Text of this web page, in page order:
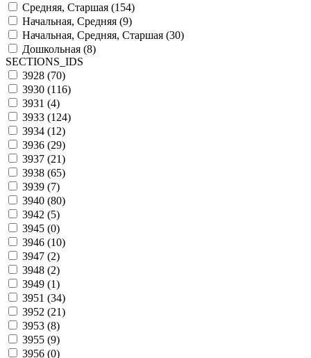
Средняя, Старшая (154)
Начальная, Средняя (9)
Начальная, Средняя, Старшая (30)
Дошкольная (8)
SECTIONS_IDS
3928 (70)
3930 (116)
3931 (4)
3933 (124)
3934 (12)
3936 (29)
3937 (21)
3938 (65)
3939 (7)
3940 (80)
3942 (5)
3945 (0)
3946 (10)
3947 (2)
3948 (2)
3949 (1)
3951 (34)
3952 (21)
3953 (8)
3955 (9)
3956 (0)